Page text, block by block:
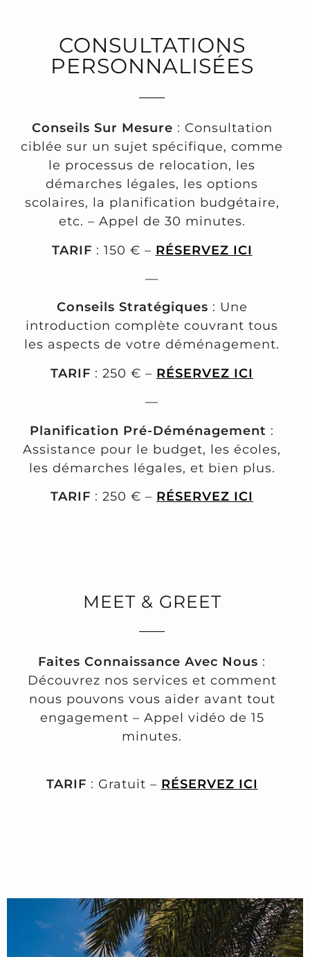
CONSULTATIONS
PERSONNALISÉES
Conseils Sur Mesure : Consultation
ciblée sur un sujet spécifique, comme
le processus de relocation, les
démarches légales, les options
scolaires, la planification budgétaire,
etc. – Appel de 30 minutes.
TARIF : 150 € – RÉSERVEZ ICI
—
Conseils Stratégiques : Une
introduction complète couvrant tous
les aspects de votre déménagement.
TARIF : 250 € – RÉSERVEZ ICI
—
Planification Pré-Déménagement :
Assistance pour le budget, les écoles,
les démarches légales, et bien plus.
TARIF : 250 € – RÉSERVEZ ICI
MEET & GREET
Faites Connaissance Avec Nous :
Découvrez nos services et comment
nous pouvons vous aider avant tout
engagement – Appel vidéo de 15
minutes.
TARIF : Gratuit – RÉSERVEZ ICI